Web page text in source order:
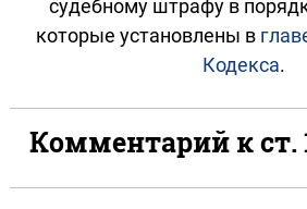
судебному штрафу в
которые установлены в
Кодекса.
Комментарий к ст.